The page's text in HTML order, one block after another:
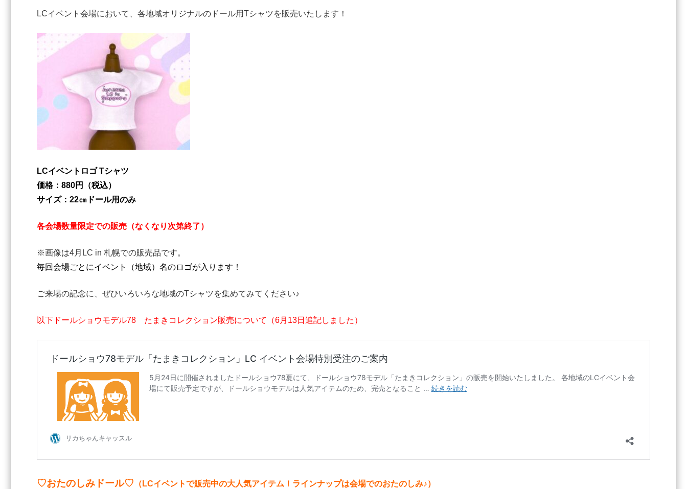
LCイベント会場において、各地域オリジナルのドール用Tシャツを販売いたします！
LCイベントロゴ Tシャツ
価格：880円（税込）
サイズ：22㎝ドール用のみ
各会場数量限定での販売（なくなり次第終了）
※画像は4月LC in 札幌での販売品です。
毎回会場ごとにイベント（地域）名のロゴが入ります！
ご来場の記念に、ぜひいろいろな地域のTシャツを集めてみてください♪
以下ドールショウモデル78 たまきコレクション販売について（6月13日追記しました）
♡おたのしみドール♡ （LCイベントで販売中の大人気アイテム！ラインナップは会場でのおたのしみ♪）